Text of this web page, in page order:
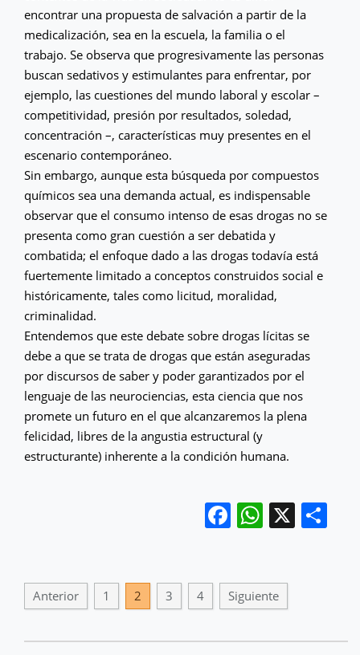
encontrar una propuesta de salvación a partir de la
medicalización, sea en la escuela, la familia o el
trabajo. Se observa que progresivamente las personas
buscan sedativos y estimulantes para enfrentar, por
ejemplo, las cuestiones del mundo laboral y escolar –
competitividad, presión por resultados, soledad,
concentración –, características muy presentes en el
escenario contemporáneo.
Sin embargo, aunque esta búsqueda por compuestos
químicos sea una demanda actual, es indispensable
observar que el consumo intenso de esas drogas no se
presenta como gran cuestión a ser debatida y
combatida; el enfoque dado a las drogas todavía está
fuertemente limitado a conceptos construidos social e
históricamente, tales como licitud, moralidad,
criminalidad.
Entendemos que este debate sobre drogas lícitas se
debe a que se trata de drogas que están aseguradas
por discursos de saber y poder garantizados por el
lenguaje de las neurociencias, esta ciencia que nos
promete un futuro en el que alcanzaremos la plena
felicidad, libres de la angustia estructural (y
estructurante) inherente a la condición humana.
Facebook
X
Anterior 1 2 3 4 Siguiente